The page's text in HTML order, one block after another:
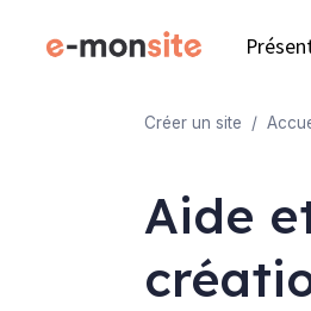
Créer un site
Aide